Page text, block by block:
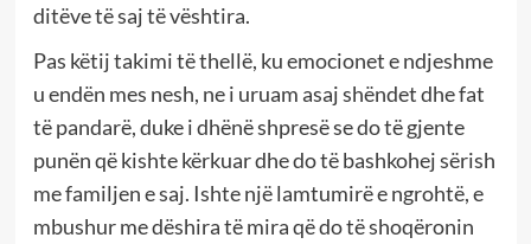
ditëve të saj të vështira.
Pas këtij takimi të thellë, ku emocionet e ndjeshme
u endën mes nesh, ne i uruam asaj shëndet dhe fat
të pandarë, duke i dhënë shpresë se do të gjente
punën që kishte kërkuar dhe do të bashkohej sërish
me familjen e saj. Ishte një lamtumirë e ngrohtë, e
mbushur me dëshira të mira që do të shoqëronin